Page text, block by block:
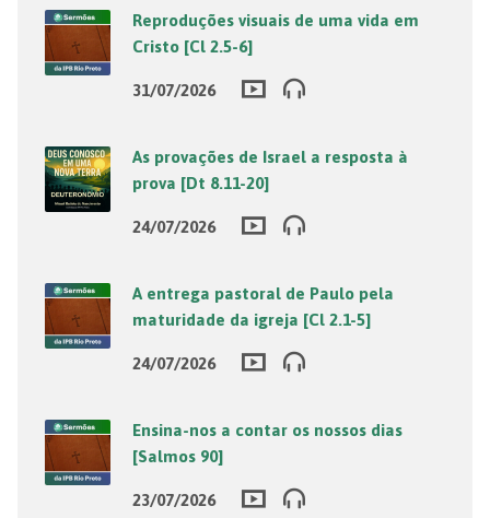
Reproduções visuais de uma vida em
Cristo [Cl 2.5-6]
31/07/2026
As provações de Israel a resposta à
prova [Dt 8.11-20]
24/07/2026
A entrega pastoral de Paulo pela
maturidade da igreja [Cl 2.1-5]
24/07/2026
Ensina-nos a contar os nossos dias
[Salmos 90]
23/07/2026